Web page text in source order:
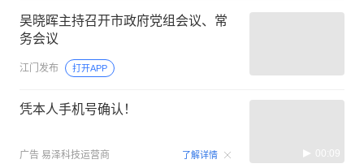
吴晓晖主持召开市政府党组会议、常
务会议
江门发布 打开APP
凭本人手机号确认！
广告 易泽科技运营商 了解详情 00:09